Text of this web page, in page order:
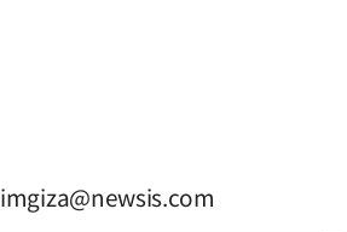
imgiza@newsis.com